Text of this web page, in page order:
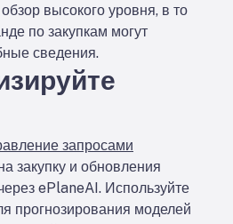
высокого уровня, в то
по закупкам могут
сведения.
запросами
закупку и обновления
ePlaneAI. Используйте
прогнозирования моделей